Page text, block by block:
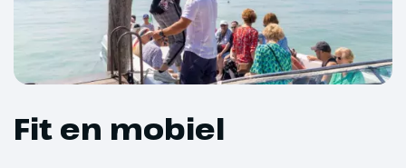
Rovinj, Dolfijnen boottocht
We rijden in de loop van de
schilderachtige stadje Rovinj. Het
stadje is eeuwen geleden op een
Fit en mobiel